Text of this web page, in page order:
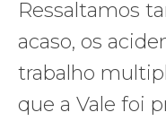
Ressaltamos
acaso, os
trabalho
que a Vale foi